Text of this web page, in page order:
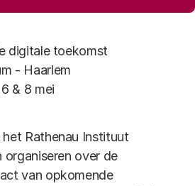
digitale toekomst
- Haarlem
& 8 mei
Rathenau Instituut
organiseren over de
van opkomende